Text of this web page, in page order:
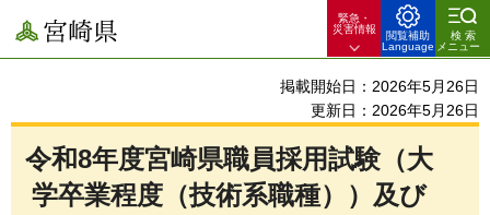
宮崎県
緊急・
災害情報
閲覧補助
Language
検索
メニュー
掲載開始日：2026年5月26日
更新日：2026年5月26日
令和8年度宮崎県職員採用試験（大
学卒業程度（技術系職種））及び